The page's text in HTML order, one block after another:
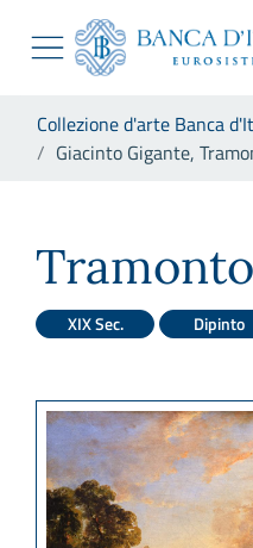
Skip to Main Content
Vai al sito istituzionale
Vai al menu di
Vai alla ricerca
Vai al footer
Collezione d'arte Banca
Giacinto Gigante,
XIX Sec. Dipinto